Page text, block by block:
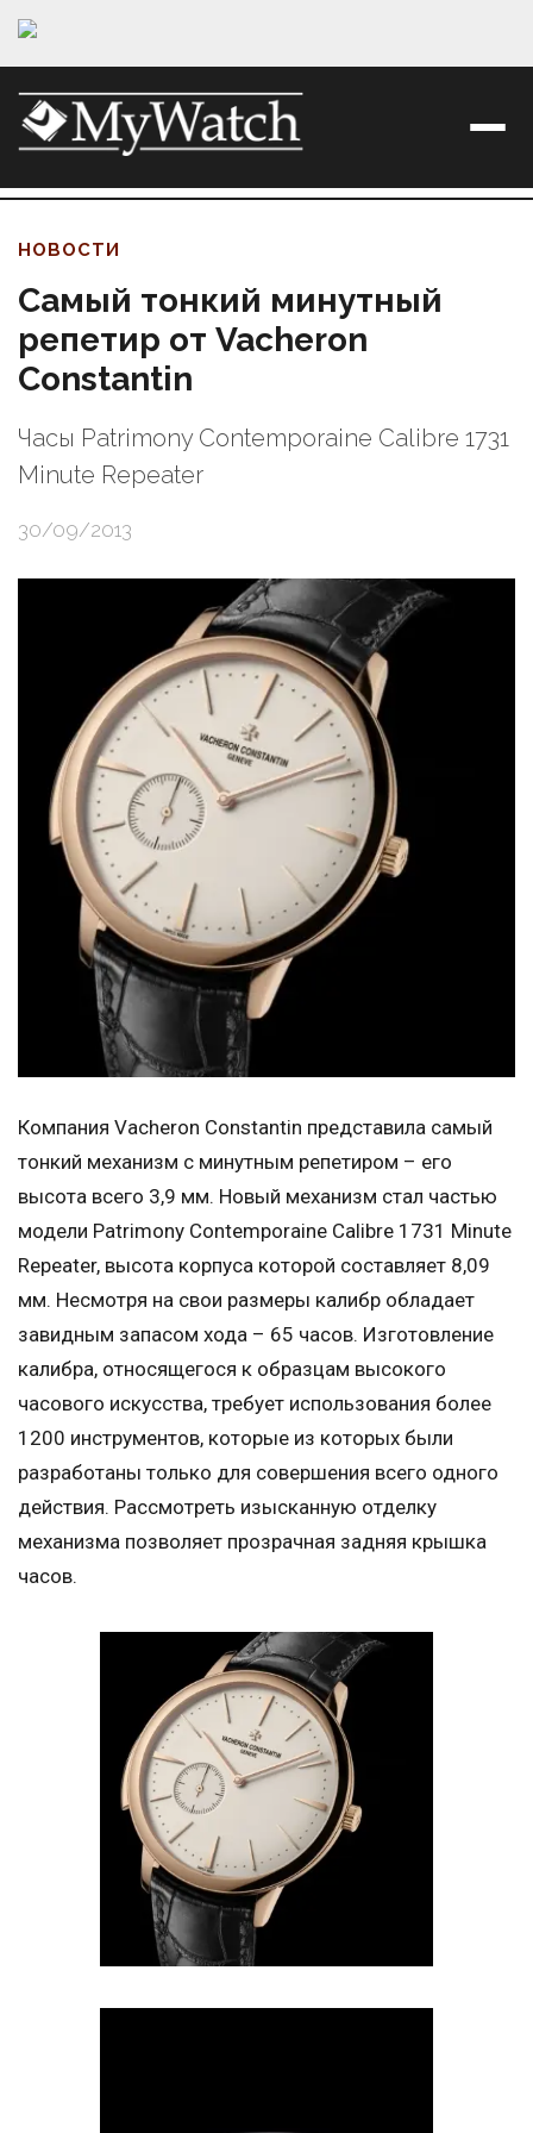
НОВОСТИ
Самый тонкий минутный
репетир от Vacheron
Constantin
Часы Patrimony Contemporaine Calibre 1731
Minute Repeater
30/09/2013
Компания Vacheron Constantin представила самый
тонкий механизм с минутным репетиром – его
высота всего 3,9 мм. Новый механизм стал частью
модели Patrimony Contemporaine Calibre 1731 Minute
Repeater, высота корпуса которой составляет 8,09
мм. Несмотря на свои размеры калибр обладает
завидным запасом хода – 65 часов. Изготовление
калибра, относящегося к образцам высокого
часового искусства, требует использования более
1200 инструментов, которые из которых были
разработаны только для совершения всего одного
действия. Рассмотреть изысканную отделку
механизма позволяет прозрачная задняя крышка
часов.